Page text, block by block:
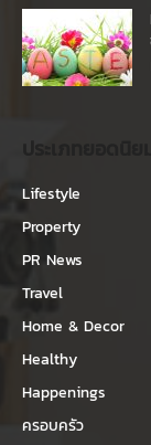
Lifestyle
Property
PR News
Travel
Home & Decor
Healthy
Happenings
ครอบครัว